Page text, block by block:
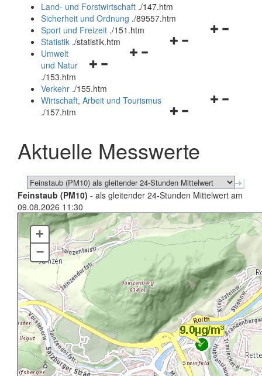
und
schließen
Land- und Forstwirtschaft ./147.htm
Sicherheit und Ordnung ./89557.htm
Navigationsmenü
Sport und Freizeit ./151.htm
Navigationsmenü
Statistik ./statistik.htm
Navigationsmenü
und
schließen
Umwelt
und Natur
./153.htm
Verkehr ./155.htm
Navigationsmenü
schließen
Wirtschaft, Arbeit und Tourismus
./157.htm
Aktuelle Messwerte
Feinstaub (PM10) - als gleitender 24-Stunden Mittelwert am
09.08.2026 11:30
+
–